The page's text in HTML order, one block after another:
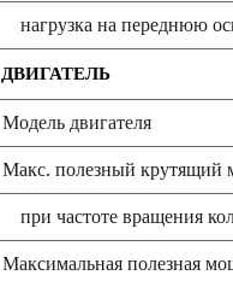
нагрузка на переднюю
ДВИГАТЕЛЬ
Модель двигателя
Макс. полезный крутящий
при частоте вращения
Максимальная полезная